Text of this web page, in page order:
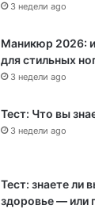
3 недели ago
Маникюр 2026:
для стильных
3 недели ago
Тест: Что вы
3 недели ago
Тест: знаете ли
здоровье — или